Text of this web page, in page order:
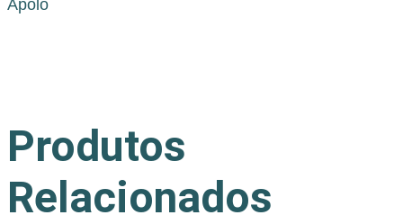
Apolo
Produtos
Relacionados